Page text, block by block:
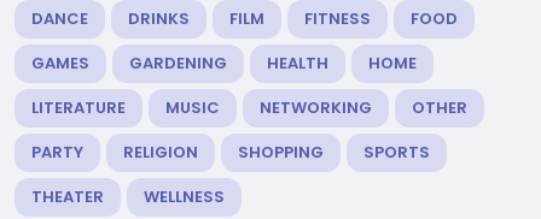
DANCE
DRINKS FILM FITNESS
FOOD
GAMES
GARDENING HEALTH
HOME
LITERATURE
MUSIC NETWORKING
OTHER
PARTY
RELIGION SHOPPING
SPORTS
THEATER
WELLNESS